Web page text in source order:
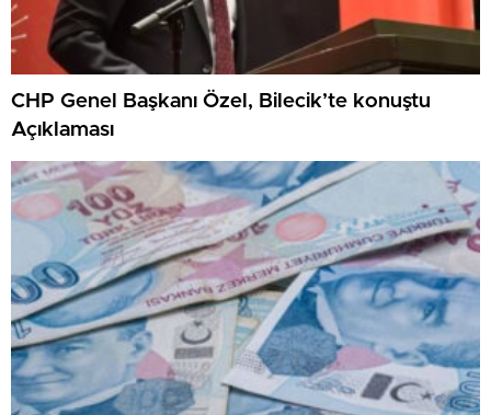
CHP Genel Başkanı Özel, Bilecik’te konuştu
Açıklaması